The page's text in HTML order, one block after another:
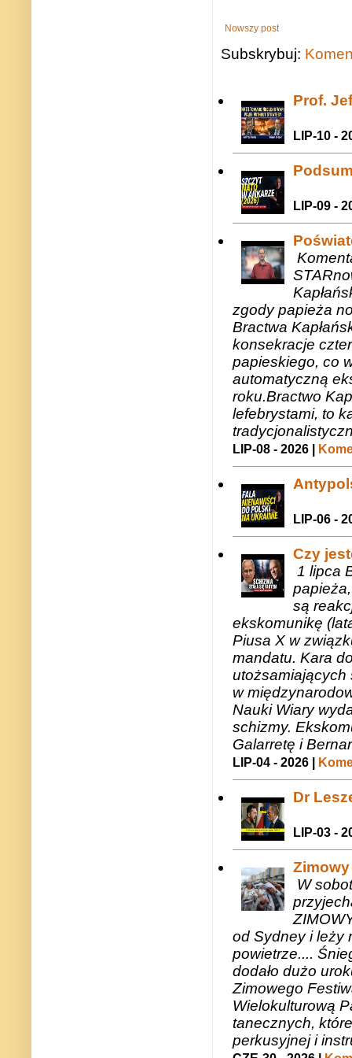
Nowszy post
Subskrybuj:
Prof.
LIP-10 -
LIP-09 -
zgody papieża
Bractwa
konsekracje
papieskiego, co
automatyczną
roku.Bractwo
lefebrystami, to
LIP-08 - 2026 |
LIP-06 -
Czy
1 lipca
są
ekskomunikę
Piusa X w
mandatu. Kara
utożsamiających
w
Nauki Wiary
schizmy.
Galarretę i
LIP-04 - 2026 |
Dr
LIP-03 -
W
od Sydney i leży
powietrze....
dodało dużo
Zimowego
Wielokulturową
tanecznych,
perkusyjnej i